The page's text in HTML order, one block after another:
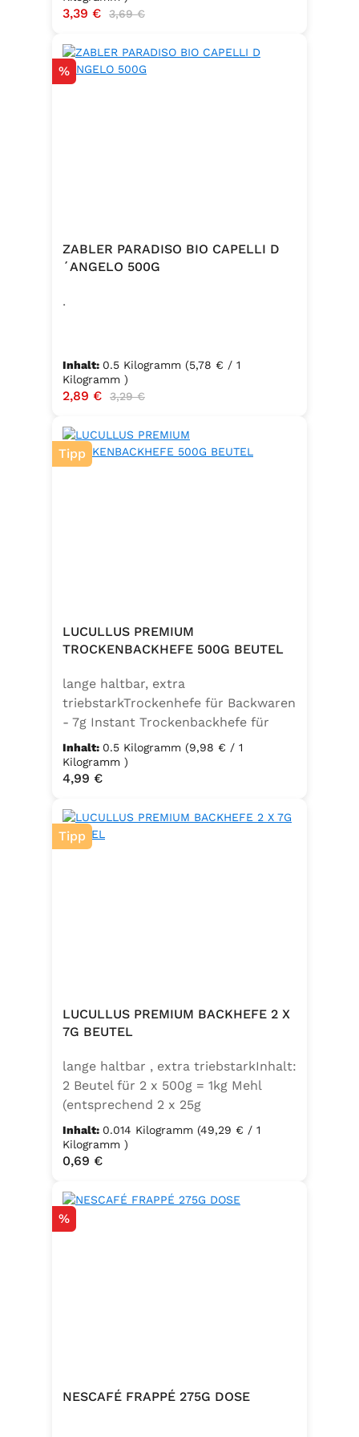
Hergestellt in Baden – Qualität seit
Verkaufspreis:
3,39 € Regulärer Preis:
3,69 €
Rabatt
%
ZABLER PARADISO BIO CAPELLI D
´ANGELO 500G
.
Inhalt: 0.5 Kilogramm (5,78 € / 1
Kilogramm )
Verkaufspreis:
2,89 € Regulärer Preis:
3,29 €
Tipp
LUCULLUS PREMIUM
TROCKENBACKHEFE 500G BEUTEL
lange haltbar, extra
triebstarkTrockenhefe für Backwaren
- 7g Instant Trockenbackhefe für
500g Weizenmehl, entspricht 25g
FrischhefeZutaten: Trockenbackhefe,
Emulgator Sorbitanmonostearat
Inhalt: 0.5 Kilogramm (9,98 € / 1
Kilogramm )
Regulärer Preis:
4,99 €
Tipp
LUCULLUS PREMIUM BACKHEFE 2 X
7G BEUTEL
lange haltbar , extra triebstarkInhalt:
2 Beutel für 2 x 500g = 1kg Mehl
(entsprechend 2 x 25g
Frischhefe)Zutaten: Trockenbackhefe
, Emulgator E491 (Unter
Schutzatmosphäre verpackt)
Inhalt: 0.014 Kilogramm (49,29 € / 1
Kilogramm )
Regulärer Preis:
0,69 €
Rabatt
%
NESCAFÉ FRAPPÉ 275G DOSE